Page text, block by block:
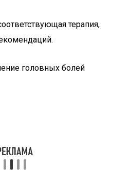
терапия,
головных болей